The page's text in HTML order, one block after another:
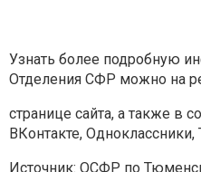
Узнать более подробную
Отделения СФР можно на
странице сайта, а также в
ВКонтакте, Одноклассники,
Источник: ОСФР по